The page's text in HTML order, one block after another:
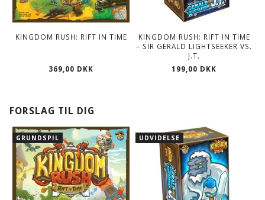
KINGDOM RUSH: RIFT IN TIME
369,00 DKK
KINGDOM RUSH: RIFT IN TIME
– SIR GERALD LIGHTSEEKER VS.
J.T.
199,00 DKK
FORSLAG TIL DIG
GRUNDSPIL UDVIDELSE